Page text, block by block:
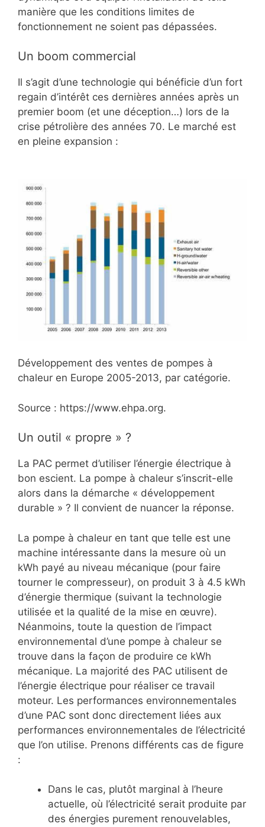
manière que les conditions limites de
fonctionnement ne soient pas dépassées.
Un boom commercial
Il s’agit d’une technologie qui bénéficie d’un fort
regain d’intérêt ces dernières années après un
premier boom (et une déception…) lors de la
crise pétrolière des années 70. Le marché est
en pleine expansion :
Développement des ventes de pompes à
chaleur en Europe 2005-2013, par catégorie.
Source : https://www.ehpa.org.
Un outil « propre » ?
La PAC permet d’utiliser l’énergie électrique à
bon escient. La pompe à chaleur s’inscrit-elle
alors dans la démarche « développement
durable » ? Il convient de nuancer la réponse.
La pompe à chaleur en tant que telle est une
machine intéressante dans la mesure où un
kWh payé au niveau mécanique (pour faire
tourner le compresseur), on produit 3 à 4.5 kWh
d’énergie thermique (suivant la technologie
utilisée et la qualité de la mise en œuvre).
Néanmoins, toute la question de l’impact
environnemental d’une pompe à chaleur se
trouve dans la façon de produire ce kWh
mécanique. La majorité des PAC utilisent de
l’énergie électrique pour réaliser ce travail
moteur. Les performances environnementales
d’une PAC sont donc directement liées aux
performances environnementales de l’électricité
que l’on utilise. Prenons différents cas de figure
:
Dans le cas, plutôt marginal à l’heure
actuelle, où l’électricité serait produite par
des énergies purement renouvelables,